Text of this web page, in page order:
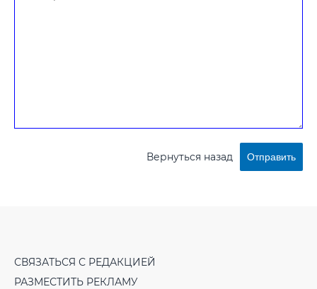
Вернуться назад Отправить
СВЯЗАТЬСЯ С РЕДАКЦИЕЙ
РАЗМЕСТИТЬ РЕКЛАМУ